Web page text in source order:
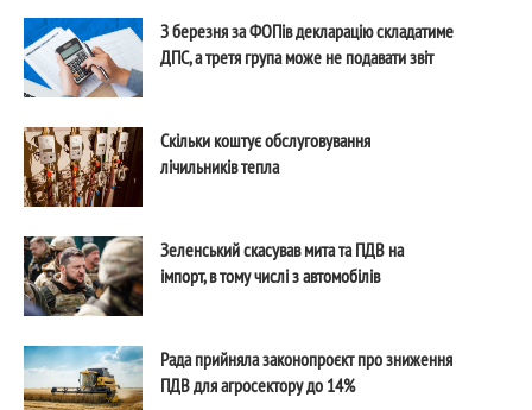
З березня за ФОПів декларацію складатиме
ДПС, а третя група може не подавати звіт
Скільки коштує обслуговування
лічильників тепла
Зеленський скасував мита та ПДВ на
імпорт, в тому числі з автомобілів
Рада прийняла законопроєкт про зниження
ПДВ для агросектору до 14%